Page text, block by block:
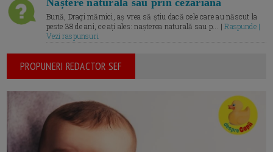
Bună, Dragi mămici, aș vrea să știu dacă cele care au născut la
peste 38 de ani, ce ați ales: nașterea naturală sau p... |Raspunde |
Vezi raspunsuri
PROPUNERI REDACTOR SEF